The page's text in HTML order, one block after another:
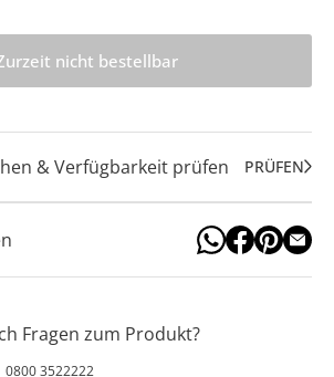
nicht bestellbar
& Verfügbarkeit prüfen PRÜFEN
Fragen zum Produkt?
0800 3522222